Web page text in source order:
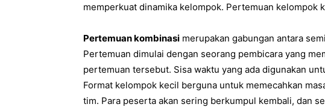
memperkuat dinamika kelompok. Pertemuan kelompok
Pertemuan kombinasi merupakan gabungan antara
Pertemuan dimulai dengan seorang pembicara yang
pertemuan tersebut. Sisa waktu yang ada digunakan
Format kelompok kecil berguna untuk memecahkan
tim. Para peserta akan sering berkumpul kembali, dan